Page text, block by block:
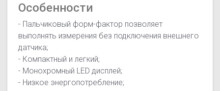
Особенности
- Пальчиковый форм-фактор позволяет
выполнять измерения без подключения внешнего
датчика;
- Компактный и легкий;
- Монохромный LED дисплей;
- Низкое энергопотребление;